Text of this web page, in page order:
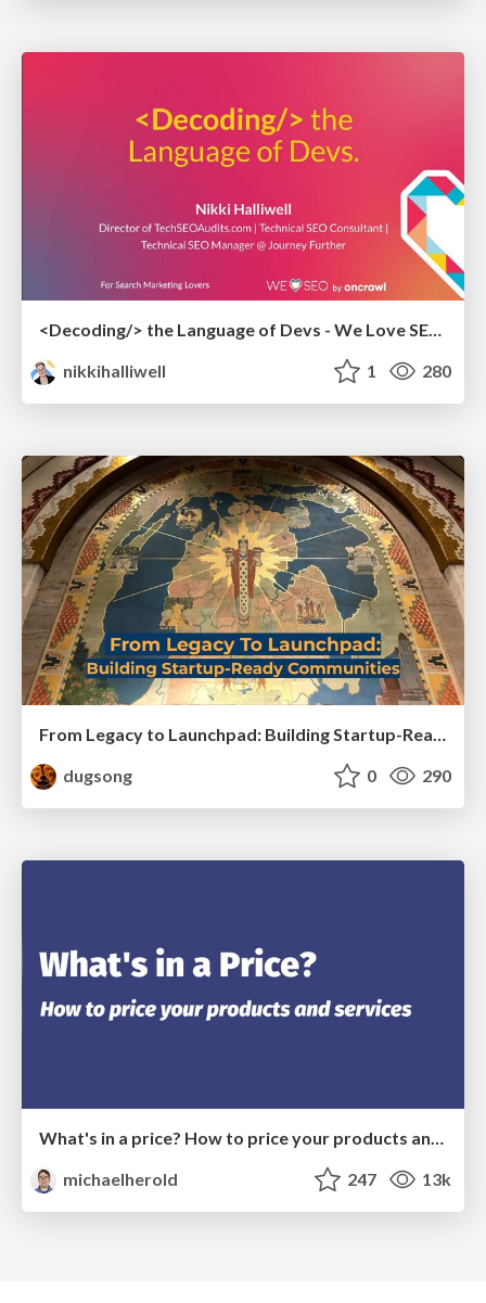
<Decoding/> the Language of Devs - We Love SEO 2024
nikkihalliwell
1 280
dugsong
0 290
What's in a price? How to price your products and services
michaelherold
247 13k